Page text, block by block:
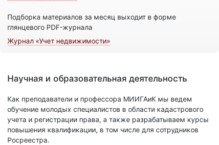
Подборка материалов за месяц выходит в форме
глянцевого PDF-журнала
Журнал «Учет недвижимости»
Научная и образовательная деятельность
Как преподаватели и профессора МИИГАиК мы ведем
обучение молодых специалистов в области кадастрового
учета и регистрации права, а также разрабатываем курсы
повышения квалификации, в том числе для сотрудников
Росреестра.